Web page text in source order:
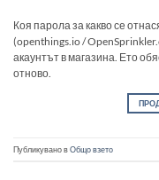
Коя парола за какво се
(openthings.io /
акаунтът в магазина. Ето
отново.
Публикувано вОбщо взето